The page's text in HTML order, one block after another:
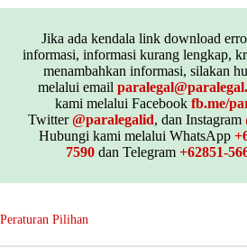
Jika ada kendala link download
informasi, informasi kurang lengkap,
menambahkan informasi, silakan
melalui email
kami melalui Facebook fb.me/
Twitter@paralegalid, dan Instagram
Hubungi kami melalui WhatsApp
7590dan Telegram +62851-
Peraturan Pilihan